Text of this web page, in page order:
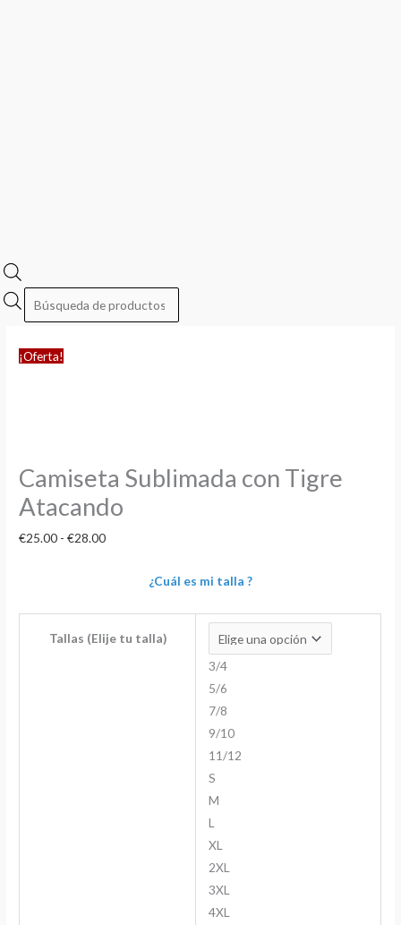
¡Oferta!
Camiseta Sublimada con Tigre
Atacando
€25.00 - €28.00
¿Cuál es mi talla ?
Tallas (Elije tu talla)
3/4
5/6
7/8
9/10
11/12
S
M
L
XL
2XL
3XL
4XL